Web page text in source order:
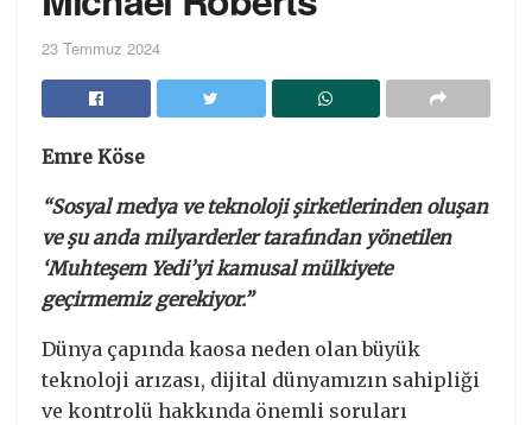
23 Temmuz 2024
Emre Köse
“Sosyal medya ve teknoloji şirketlerinden oluşan
ve şu anda milyarderler tarafından yönetilen
‘Muhteşem Yedi’yi kamusal mülkiyete
geçirmemiz gerekiyor.”
Dünya çapında kaosa neden olan büyük
teknoloji arızası, dijital dünyamızın sahipliği
ve kontrolü hakkında önemli soruları